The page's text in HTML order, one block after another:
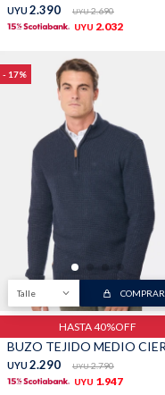
UYU 2.390 UYU 2.690
UYU 2.032
17
Talle COMPRAR
HASTA 40%OFF
UYU 2.290 UYU 2.790
UYU 1.947